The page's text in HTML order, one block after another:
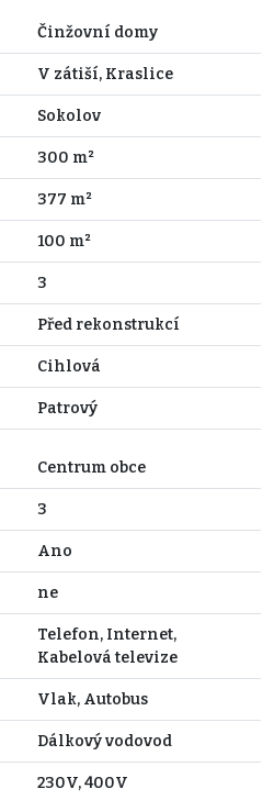
Činžovní domy
V zátiší, Kraslice
Sokolov
300 m²
377 m²
100 m²
3
Před rekonstrukcí
Cihlová
Patrový
Centrum obce
3
Ano
ne
Telefon, Internet,
Kabelová televize
Vlak, Autobus
Dálkový vodovod
230V, 400V